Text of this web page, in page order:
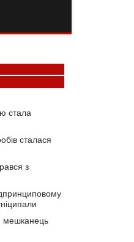
стала
сталася
з
мешканець